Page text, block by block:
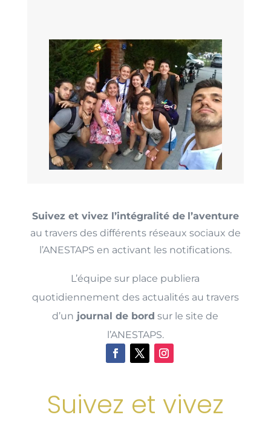
Suivez et vivez l’intégralité de l’aventure
au travers des différents réseaux sociaux de
l’ANESTAPS en activant les notifications.
L’équipe sur place publiera
quotidiennement des actualités au travers
d’un journal de bord sur le site de
l’ANESTAPS.
Suivez et vivez